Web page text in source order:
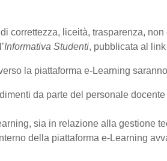
correttezza, liceità, trasparenza,
Informativa Studenti, pubblicata al link
la piattaforma e-Learning
da parte del personale
sia in relazione alla gestione
della piattaforma e-Learning